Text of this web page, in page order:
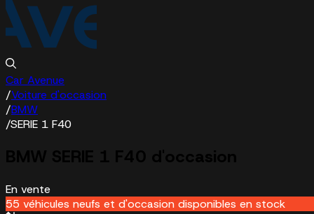
Car Avenue
/Voiture d'occasion
/BMW
/SERIE 1 F40
En vente
55 véhicules neufs et d'occasion disponibles en stock